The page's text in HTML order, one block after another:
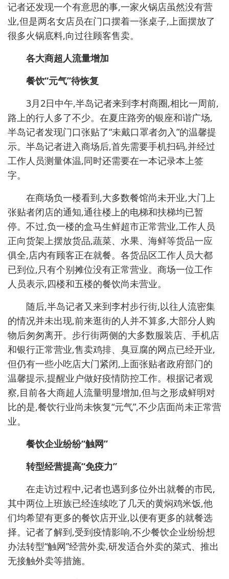
记者还发现一个有意思的事,一家火锅店虽然没有营
业,但是两名女店员在门口摆着一张桌子,上面摆放了
很多火锅底料,向过往顾客售卖。
各大商超人流量增加
餐饮“元气”待恢复
3月2日中午,半岛记者来到李村商圈,相比一周前,
路上的行人多了不少。在夏庄路旁的银座和谐广场,
半岛记者发现门口张贴了“未戴口罩者勿入”的温馨提
示。半岛记者进入商场后,首先需要手机扫码,并经过
工作人员测量体温,同时还需要在一本记录本上签
字。
在商场负一楼看到,大多数餐馆尚未开业,大门上
张贴者闭店的通知,通往楼上的电梯和扶梯均已暂
停。不过,负一楼的盒马生鲜超市正常营业,工作人员
正向货架上摆放货品,蔬菜、水果、海鲜等货品一应
俱全,店内有顾客正在就餐。各货品区工作人员大都
已到位,只有个别摊位没有正常营业。商场一位工作
人员表示,四楼和五楼的餐饮尚未营业。
随后,半岛记者又来到李村步行街,以往人流密集
的情况并未出现,前来逛街的人并不算多,大部分人购
物后匆匆离开。步行街两侧的大多数服装店、手机店
和银行正常营业,售卖鸡排、臭豆腐的网点已经开业,
但仍有一些小吃店大门紧闭,上面张贴者政府部门的
温馨提示,提醒业户做好疫情防控工作。根据记者观
察,目前各大商超人流量明显增加,但与之形成鲜明对
比的是,餐饮行业尚未恢复“元气”,不少店面尚未正常营
业。
餐饮企业纷纷“触网”
转型经营提高“免疫力”
在走访过程中,记者也遇到多位外出就餐的市民,
其中两位上班族已经连续吃了几天的黄焖鸡米饭,他
们均希望有更多的餐饮店开业,以便有更多的就餐选
择。记者了解到,受到疫情影响,不少餐饮企业纷纷想
办法转型“触网”经营外卖,研发适合外卖的菜式、推出
无接触外卖等措施。